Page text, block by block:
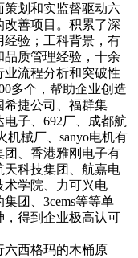
策划和实监督驱动六
善项目。积累了深
经验；工科背景，有
质管理经验，十余
流程分析和突破性
多个，帮助企业创造
希捷公司、福群集
子、692厂、成都航
机械厂、sanyo电机有
团、香港雅刚电子有
天科技集团、航嘉电
术学院、力可兴电
团、3cems等等单
，得到企业极高认可
西格玛的木桶原